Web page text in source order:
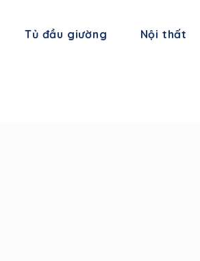
Tủ đầu giường Nội thất